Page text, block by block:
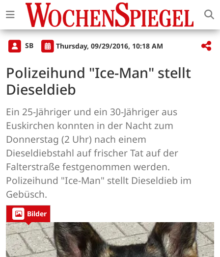
SB Thursday, 09/29/2016, 10:18 AM
Polizeihund "Ice-Man" stellt
Dieseldieb
Ein 25-Jähriger und ein 30-Jähriger aus
Euskirchen konnten in der Nacht zum
Donnerstag (2 Uhr) nach einem
Dieseldiebstahl auf frischer Tat auf der
Falterstraße festgenommen werden.
Polizeihund "Ice-Man" stellt Dieseldieb im
Gebüsch.
Bilder